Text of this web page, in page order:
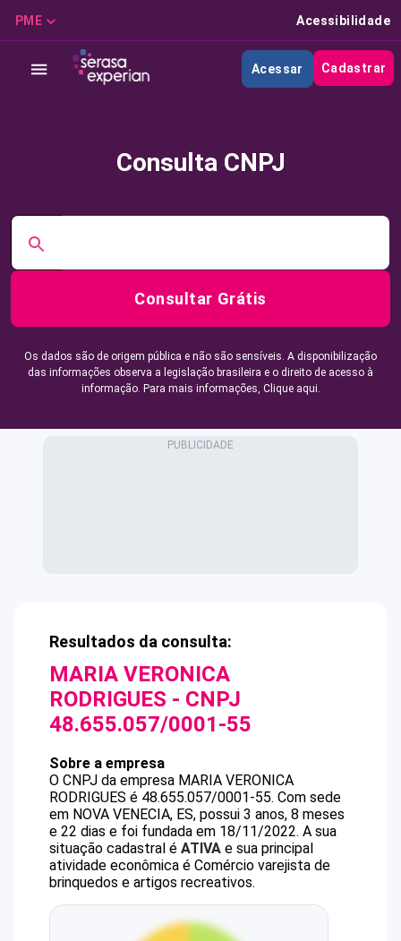
PME Acessibilidade
Acessar Cadastrar
Consulta CNPJ
Consultar Grátis
Os dados são de origem pública e não são sensíveis. A disponibilização
das informações observa a legislação brasileira e o direito de acesso à
informação. Para mais informações, Clique aqui.
Resultados da consulta:
MARIA VERONICA
RODRIGUES - CNPJ
48.655.057/0001-55
Sobre a empresa
O CNPJ da empresa MARIA VERONICA
RODRIGUES é 48.655.057/0001-55. Com sede
em NOVA VENECIA, ES, possui 3 anos, 8 meses
e 22 dias e foi fundada em 18/11/2022. A sua
situação cadastral é ATIVA e sua principal
atividade econômica é Comércio varejista de
brinquedos e artigos recreativos.